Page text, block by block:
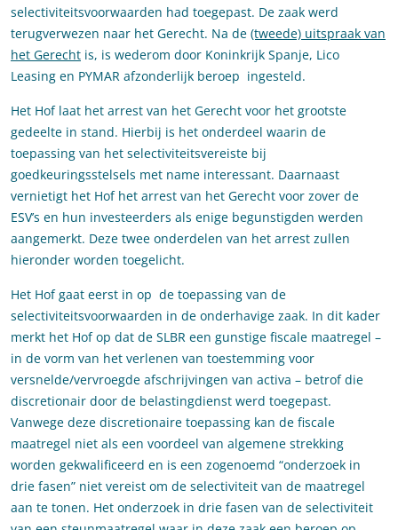
selectiviteitsvoorwaarden had toegepast. De zaak werd
terugverwezen naar het Gerecht. Na de (tweede) uitspraak van
het Gerecht is, is wederom door Koninkrijk Spanje, Lico
Leasing en PYMAR afzonderlijk beroep ingesteld.
Het Hof laat het arrest van het Gerecht voor het grootste
gedeelte in stand. Hierbij is het onderdeel waarin de
toepassing van het selectiviteitsvereiste bij
goedkeuringsstelsels met name interessant. Daarnaast
vernietigt het Hof het arrest van het Gerecht voor zover de
ESV’s en hun investeerders als enige begunstigden werden
aangemerkt. Deze twee onderdelen van het arrest zullen
hieronder worden toegelicht.
Het Hof gaat eerst in op de toepassing van de
selectiviteitsvoorwaarden in de onderhavige zaak. In dit kader
merkt het Hof op dat de SLBR een gunstige fiscale maatregel –
in de vorm van het verlenen van toestemming voor
versnelde/vervroegde afschrijvingen van activa – betrof die
discretionair door de belastingdienst werd toegepast.
Vanwege deze discretionaire toepassing kan de fiscale
maatregel niet als een voordeel van algemene strekking
worden gekwalificeerd en is een zogenoemd “onderzoek in
drie fasen” niet vereist om de selectiviteit van de maatregel
aan te tonen. Het onderzoek in drie fasen van de selectiviteit